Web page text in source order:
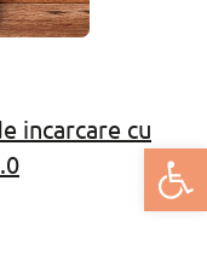
Deschide
incarcare cu